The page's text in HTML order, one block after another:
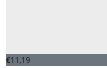
€11,19